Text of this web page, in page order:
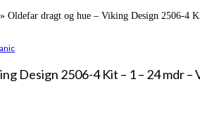
» Oldefar dragt og hue – Viking Design 2506-
Design 2506-4 Kit – 1 – 24 mdr –